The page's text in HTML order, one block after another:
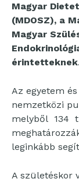
Magyar
(MDOSZ), a
Magyar
érintetteknek.
Az egyetem
nemzetközi
melyből 134
leginkább
A születéskor